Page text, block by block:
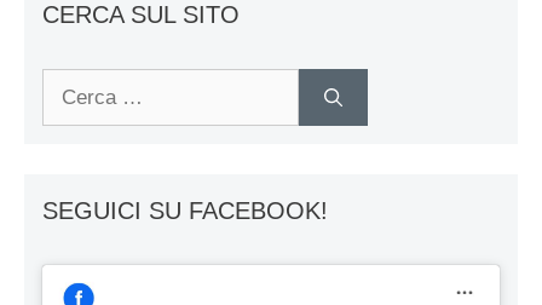
CERCA SUL SITO
Ricerca
SEGUICI SU FACEBOOK!